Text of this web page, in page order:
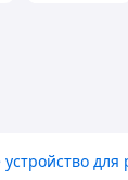
городской